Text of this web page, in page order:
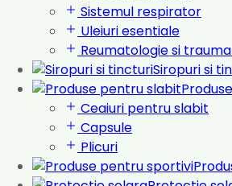
Sistemul respirator
Uleiuri esentiale
Reumatologie si
Siropuri si
Ceaiuri pentru slabit
Capsule
Plicuri